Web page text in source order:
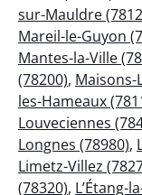
sur-Mauldre
Mareil-le-Guyon
Mantes-la-Ville
(78200), Maisons-
les-Hameaux
Louveciennes
Longnes (78980),
Limetz-Villez
(78320), L’Étang-